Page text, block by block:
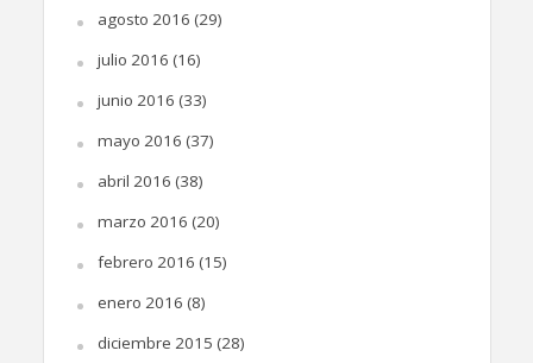
agosto 2016 (29)
julio 2016 (16)
junio 2016 (33)
mayo 2016 (37)
abril 2016 (38)
marzo 2016 (20)
febrero 2016 (15)
enero 2016 (8)
diciembre 2015 (28)